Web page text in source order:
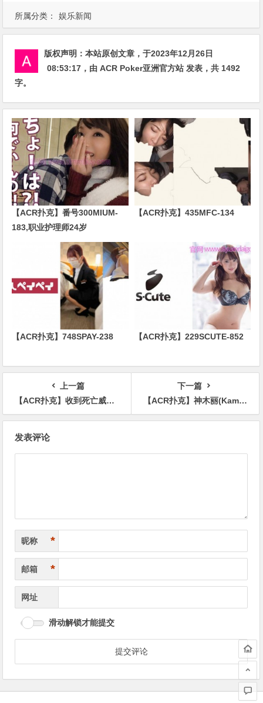
所属分类： 娱乐新闻
版权声明：本站原创文章，于2023年12月26日
08:53:17 ，由ACR Poker亚洲官方站 发表，共 1492
字。
【ACR扑克】番号300MIUM-
183,职业护理师24岁
【ACR扑克】435MFC-134
【ACR扑克】748SPAY-238 【ACR扑克】229SCUTE-852
上一篇
【ACR扑克】收到死亡威胁后⋯桃乃木かな(桃乃木香奈)的活动有状况吗？
下一篇
【ACR扑克】神木丽(Kamiki-Rei)作品STARS-599介绍及封面预览
发表评论
昵称 *
邮箱 *
网址
滑动解锁才能提交